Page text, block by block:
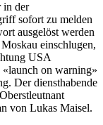
in der
sofort zu melden
ausgelöst werden
einschlugen,
USA
on warning»
Der diensthabende
von Lukas Maisel.